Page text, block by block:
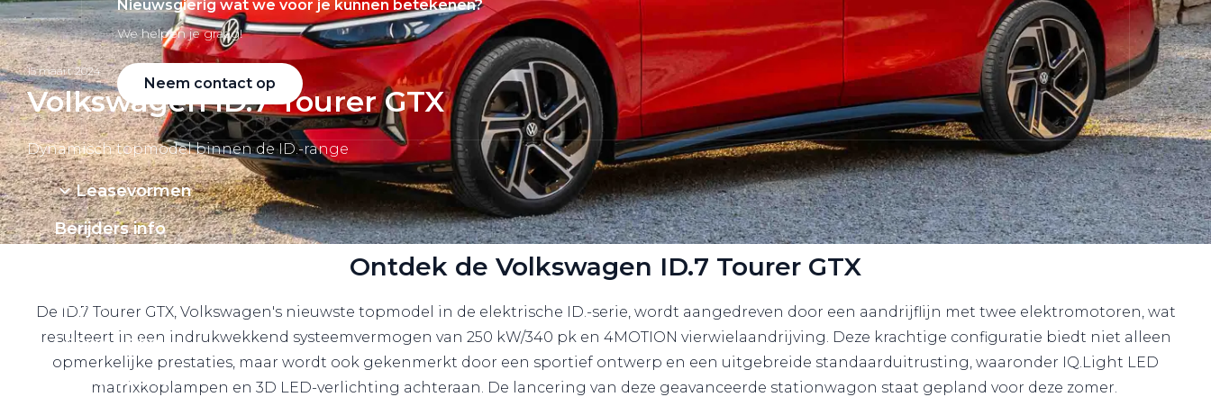
Nieuwsgierig wat we voor je kunnen betekenen?
We helpen je graag!
Neem contact op
Leasevormen
Berijders info
Acties
Lease a bike
Lease offerte
15 maart 2024
Volkswagen ID.7 Tourer GTX
Dynamisch topmodel binnen de ID.-range
Ontdek de Volkswagen ID.7 Tourer GTX
De ID.7 Tourer GTX, Volkswagen's nieuwste topmodel in de elektrische ID.-serie, wordt aangedreven door een aandrijflijn met twee elektromotoren, wat
resulteert in een indrukwekkend systeemvermogen van 250 kW/340 pk en 4MOTION vierwielaandrijving. Deze krachtige configuratie biedt niet alleen
opmerkelijke prestaties, maar wordt ook gekenmerkt door een sportief ontwerp en een uitgebreide standaarduitrusting, waaronder IQ.Light LED
matrixkoplampen en 3D LED-verlichting achteraan. De lancering van deze geavanceerde stationwagon staat gepland voor deze zomer.